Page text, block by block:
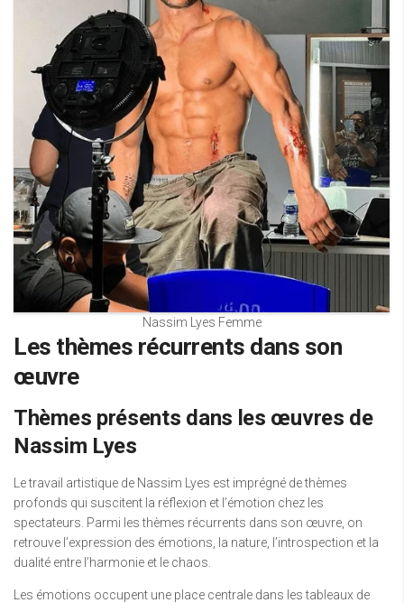
Nassim Lyes Femme
Les thèmes récurrents dans son
œuvre
Thèmes présents dans les œuvres de
Nassim Lyes
Le travail artistique de Nassim Lyes est imprégné de thèmes
profonds qui suscitent la réflexion et l’émotion chez les
spectateurs. Parmi les thèmes récurrents dans son œuvre, on
retrouve l’expression des émotions, la nature, l’introspection et la
dualité entre l’harmonie et le chaos.
Les émotions occupent une place centrale dans les tableaux de